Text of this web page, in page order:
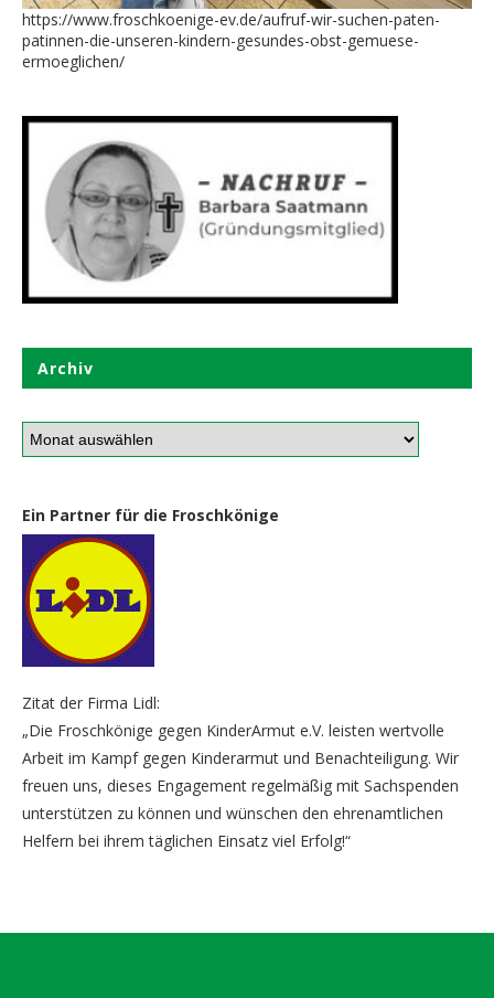
https://www.froschkoenige-ev.de/aufruf-wir-suchen-paten-
patinnen-die-unseren-kindern-gesundes-obst-gemuese-
ermoeglichen/
Archiv
Ein Partner für die Froschkönige
Zitat der Firma Lidl:
„Die Froschkönige gegen KinderArmut e.V. leisten wertvolle
Arbeit im Kampf gegen Kinderarmut und Benachteiligung. Wir
freuen uns, dieses Engagement regelmäßig mit Sachspenden
unterstützen zu können und wünschen den ehrenamtlichen
Helfern bei ihrem täglichen Einsatz viel Erfolg!“